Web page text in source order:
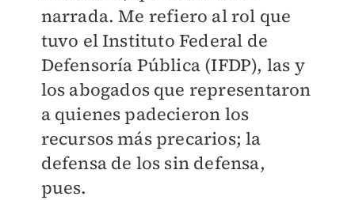
narrada. Me refiero al rol que
tuvo el Instituto Federal de
Defensoría Pública (IFDP), las y
los abogados que representaron
a quienes padecieron los
recursos más precarios; la
defensa de los sin defensa,
pues.